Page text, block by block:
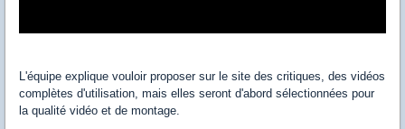
L'équipe explique vouloir proposer sur le site des critiques, des vidéos
complètes d'utilisation, mais elles seront d'abord sélectionnées pour
la qualité vidéo et de montage.